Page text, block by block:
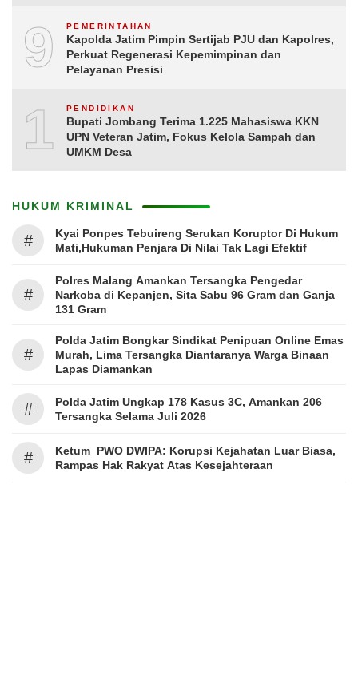
9 PEMERINTAHAN
Kapolda Jatim Pimpin Sertijab PJU dan Kapolres,
Perkuat Regenerasi Kepemimpinan dan
Pelayanan Presisi
10PENDIDIKAN
Bupati Jombang Terima 1.225 Mahasiswa KKN
UPN Veteran Jatim, Fokus Kelola Sampah dan
UMKM Desa
HUKUM KRIMINAL
#
Kyai Ponpes Tebuireng Serukan Koruptor Di Hukum
Mati,Hukuman Penjara Di Nilai Tak Lagi Efektif
#
Polres Malang Amankan Tersangka Pengedar
Narkoba di Kepanjen, Sita Sabu 96 Gram dan Ganja
131 Gram
#
Polda Jatim Bongkar Sindikat Penipuan Online Emas
Murah, Lima Tersangka Diantaranya Warga Binaan
Lapas Diamankan
#
Polda Jatim Ungkap 178 Kasus 3C, Amankan 206
Tersangka Selama Juli 2026
#
Ketum PWO DWIPA: Korupsi Kejahatan Luar Biasa,
Rampas Hak Rakyat Atas Kesejahteraan